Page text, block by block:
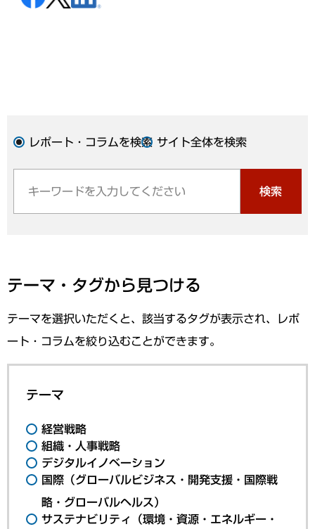
レポート・コラムを検索 サイト全体を検索
検索
テーマ・タグから見つける
テーマを選択いただくと、該当するタグが表示され、レポ
ート・コラムを絞り込むことができます。
テーマ
経営戦略
組織・人事戦略
デジタルイノベーション
国際（グローバルビジネス・開発支援・国際戦
略・グローバルヘルス）
サステナビリティ（環境・資源・エネルギー・